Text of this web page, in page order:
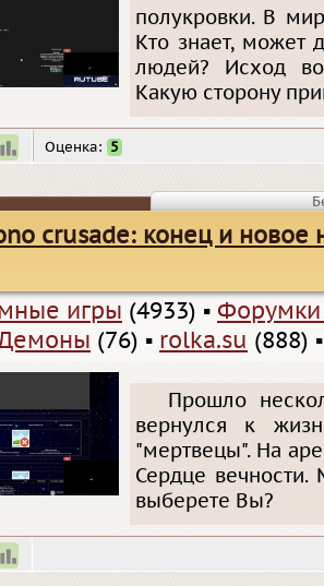
полукровки. В
Кто знает, может
людей? Исход
Какую сторону
Оценка: 5
crusade: конец и новое
игры (4933) ▪
(76) ▪ rolka.su (888)
Прошло
вернулся к
"мертвецы". На
Сердце вечности.
выберете Вы?